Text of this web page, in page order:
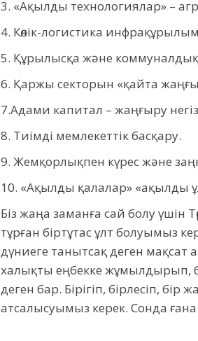
3. «Ақылды технологиялар» –
4. Көлік-логистика
5. Құрылысқа және коммуналдық
6. Қаржы секторын «қайта
7.Адами капитал – жаңғыру
8. Тиімді мемлекеттік басқару.
9. Жемқорлықпен күрес және
10. «Ақылды қалалар» «ақылды
Біз жаңа заманға сай болу үшін
тұрған біртұтас ұлт болуымыз
дүниеге танытсақ деген
халықты еңбекке жұмылдырып,
деген бар. Бірігіп, бірлесіп,
атсалысуымыз керек. Сонда